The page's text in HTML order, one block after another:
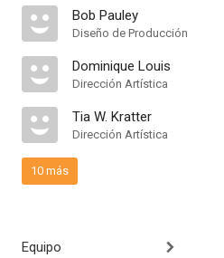
Bob Pauley
Diseño de Producción
Dominique Louis
Dirección Artística
Tia W. Kratter
Dirección Artística
10 más
Equipo